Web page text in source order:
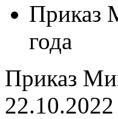
Приказ
года
Приказ